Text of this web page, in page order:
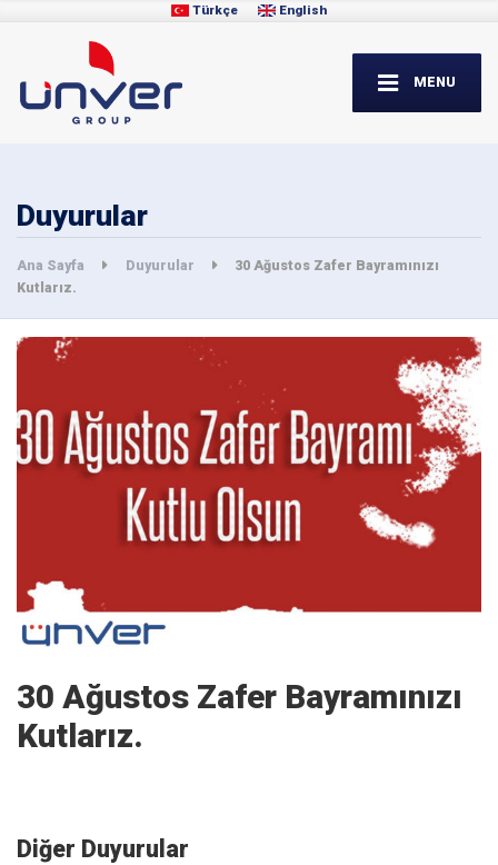
Türkçe English
MENU
Duyurular
Ana Sayfa Duyurular
30 Ağustos Zafer Bayramınızı
Kutlarız.
30 Ağustos Zafer Bayramınızı
Kutlarız.
Diğer Duyurular